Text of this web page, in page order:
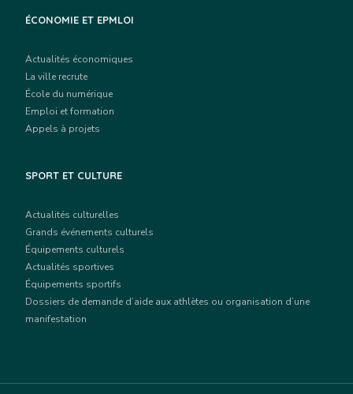
ÉCONOMIE ET EPMLOI
Actualités économiques
La ville recrute
École du numérique
Emploi et formation
Appels à projets
SPORT ET CULTURE
Actualités culturelles
Grands événements culturels
Équipements culturels
Actualités sportives
Équipements sportifs
Dossiers de demande d’aide aux athlètes ou organisation d’une
manifestation